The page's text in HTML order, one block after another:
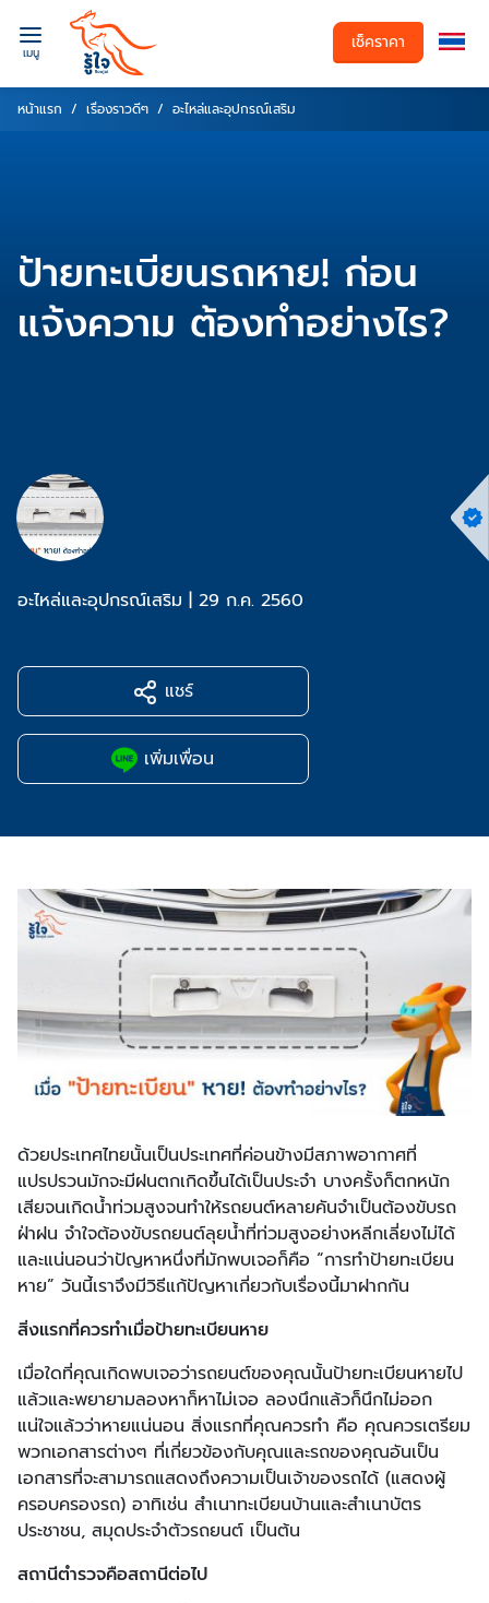
เมนู เช็คราคา
หน้าแรก เรื่องราวดีๆ อะไหล่และอุปกรณ์เสริม
ป้ายทะเบียนรถหาย! ก่อน
แจ้งความ ต้องทำอย่างไร?
อะไหล่และอุปกรณ์เสริม | 29 ก.ค. 2560
แชร์
เพิ่มเพื่อน
ด้วยประเทศไทยนั้นเป็นประเทศที่ค่อนข้างมีสภาพอากาศที่
แปรปรวนมักจะมีฝนตกเกิดขึ้นได้เป็นประจำ บางครั้งก็ตกหนัก
เสียจนเกิดน้ำท่วมสูงจนทำให้รถยนต์หลายคันจำเป็นต้องขับรถ
ฝ่าฝน จำใจต้องขับรถยนต์ลุยน้ำที่ท่วมสูงอย่างหลีกเลี่ยงไม่ได้
และแน่นอนว่าปัญหาหนึ่งที่มักพบเจอก็คือ “การทำป้ายทะเบียน
หาย” วันนี้เราจึงมีวิธีแก้ปัญหาเกี่ยวกับเรื่องนี้มาฝากกัน
สิ่งแรกที่ควรทำเมื่อป้ายทะเบียนหาย
เมื่อใดที่คุณเกิดพบเจอว่ารถยนต์ของคุณนั้นป้ายทะเบียนหายไป
แล้วและพยายามลองหาก็หาไม่เจอ ลองนึกแล้วก็นึกไม่ออก
แน่ใจแล้วว่าหายแน่นอน สิ่งแรกที่คุณควรทำ คือ คุณควรเตรียม
พวกเอกสารต่างๆ ที่เกี่ยวข้องกับคุณและรถของคุณอันเป็น
เอกสารที่จะสามารถแสดงถึงความเป็นเจ้าของรถได้ (แสดงผู้
ครอบครองรถ) อาทิเช่น สำเนาทะเบียนบ้านและสำเนาบัตร
ประชาชน, สมุดประจำตัวรถยนต์ เป็นต้น
สถานีตำรวจคือสถานีต่อไป